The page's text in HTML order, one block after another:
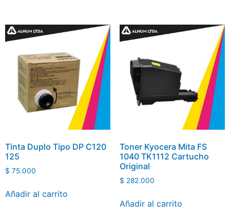
Tinta Duplo Tipo DP C120
125
$ 75.000
Añadir al carrito
Toner Kyocera Mita FS
1040 TK1112 Cartucho
Original
$ 282.000
Añadir al carrito